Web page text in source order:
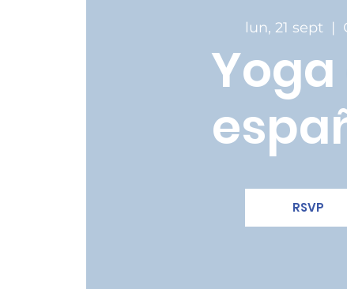
lun, 21 sept
  |
Yoga
RSVP